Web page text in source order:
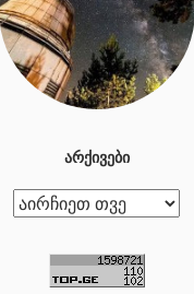
ᲐᲠᲥᲘᲕᲔᲑᲘ
ა